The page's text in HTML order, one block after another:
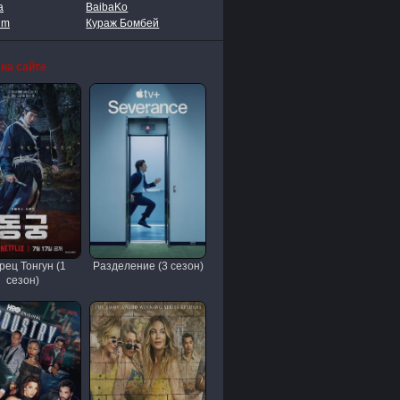
BaibaKo
Кураж Бомбей
сайте
Тонгун (1
сезон)
Разделение (3 сезон)